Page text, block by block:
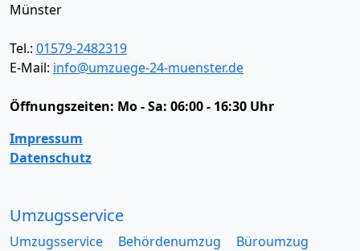
Münster
Tel.: 01579-2482319
E-Mail: info@umzuege-24-muenster.de
Öffnungszeiten: Mo - Sa: 06:00 - 16:30 Uhr
Impressum
Datenschutz
Umzugsservice
Umzugsservice Behördenumzug
Büroumzug